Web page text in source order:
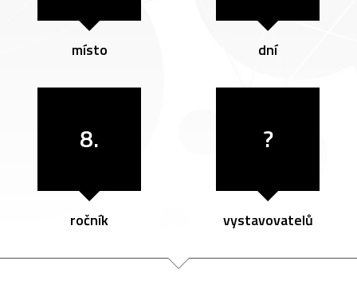
místo dní
8.
ročník
?
vystavovatelů